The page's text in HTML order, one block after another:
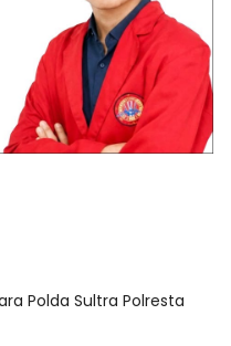
Polda Sultra Polresta